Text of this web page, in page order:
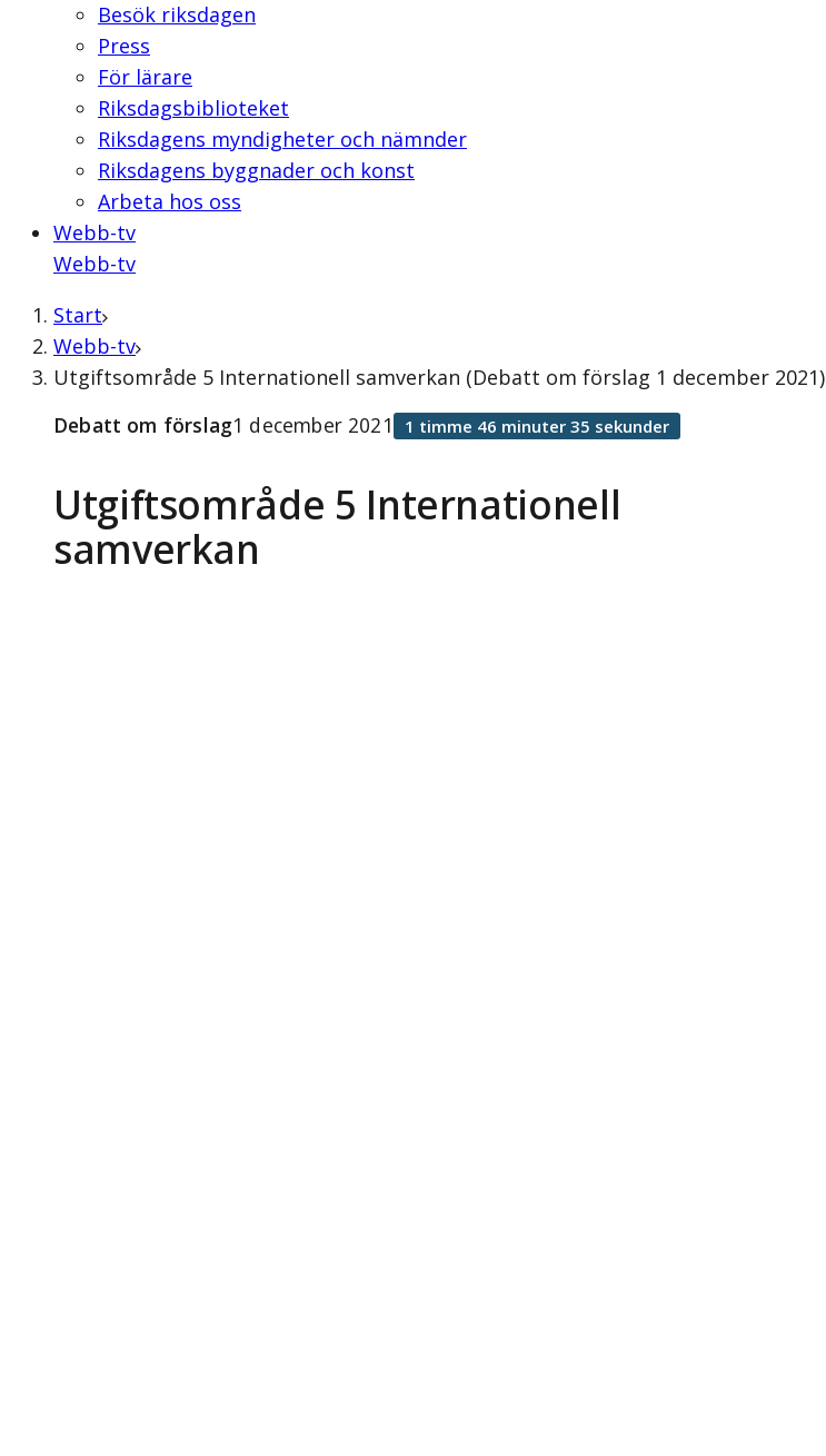
Besök riksdagen
Press
För lärare
Riksdagsbiblioteket
Riksdagens myndigheter och nämnder
Riksdagens byggnader och konst
Arbeta hos oss
Webb-tv
Webb-tv
Start
Webb-tv
Utgiftsområde 5 Internationell samverkan (Debatt om förslag 1 december 2021)
Utgiftsområde 5 Internationell
samverkan
Debatt om förslag1 december 2021 1 timme 46 minuter 35 sekunder